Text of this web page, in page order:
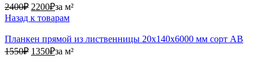
2400₽ 2400₽.
2200₽2200₽.
за м²
Назад к товарам
Планкен прямой из лиственницы 20х140х6000 мм сорт АВ
1550₽ 1550₽.
1350₽1350₽.
за м²